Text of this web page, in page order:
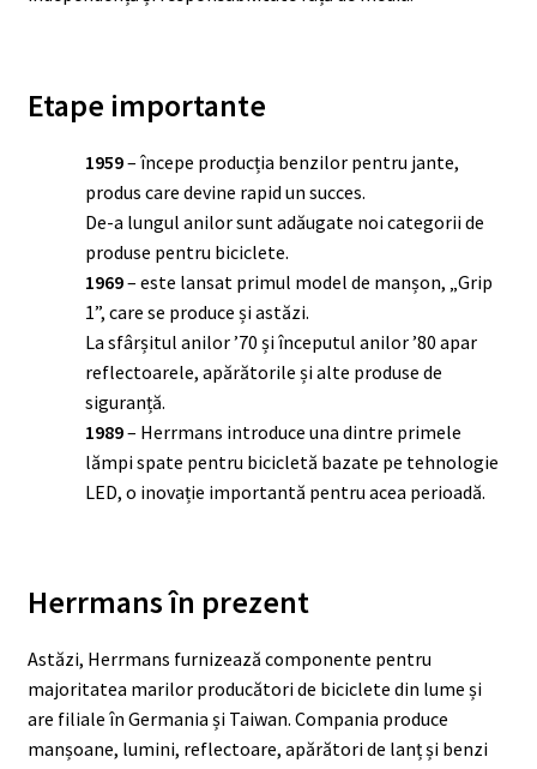
Etape importante
1959– începe producția benzilor pentru jante,
produs care devine rapid un succes.
De-a lungul anilor sunt adăugate noi categorii de
produse pentru biciclete.
1969– este lansat primul model de manșon, „Grip
1”, care se produce și astăzi.
La sfârșitul anilor ’70 și începutul anilor ’80 apar
reflectoarele, apărătorile și alte produse de
siguranță.
1989– Herrmans introduce una dintre primele
lămpi spate pentru bicicletă bazate pe tehnologie
LED, o inovație importantă pentru acea perioadă.
Herrmans în prezent
Astăzi, Herrmans furnizează componente pentru
majoritatea marilor producători de biciclete din lume și
are filiale în Germania și Taiwan. Compania produce
manșoane, lumini, reflectoare, apărători de lanț și benzi